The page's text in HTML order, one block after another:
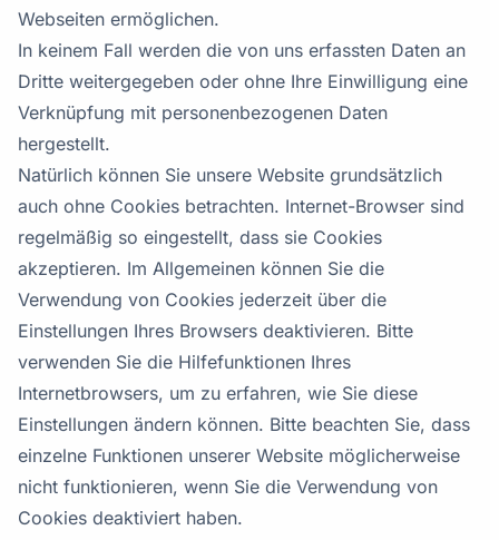
Webseiten ermöglichen.
In keinem Fall werden die von uns erfassten Daten an
Dritte weitergegeben oder ohne Ihre Einwilligung eine
Verknüpfung mit personenbezogenen Daten
hergestellt.
Natürlich können Sie unsere Website grundsätzlich
auch ohne Cookies betrachten. Internet-Browser sind
regelmäßig so eingestellt, dass sie Cookies
akzeptieren. Im Allgemeinen können Sie die
Verwendung von Cookies jederzeit über die
Einstellungen Ihres Browsers deaktivieren. Bitte
verwenden Sie die Hilfefunktionen Ihres
Internetbrowsers, um zu erfahren, wie Sie diese
Einstellungen ändern können. Bitte beachten Sie, dass
einzelne Funktionen unserer Website möglicherweise
nicht funktionieren, wenn Sie die Verwendung von
Cookies deaktiviert haben.